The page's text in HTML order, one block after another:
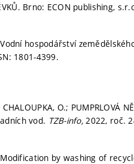
Brno: ECON publishing,
Vodní hospodářství
1801-4399.
CHALOUPKA, O.;
vod. TZB-info,2022, roč.
Modification by washing of